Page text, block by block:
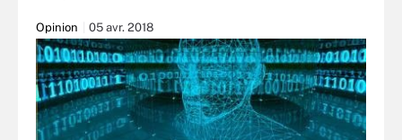
Opinion 05 avr. 2018